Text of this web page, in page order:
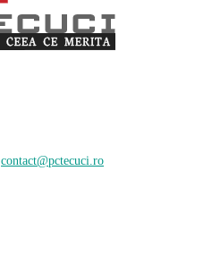
contact@pctecuci.ro